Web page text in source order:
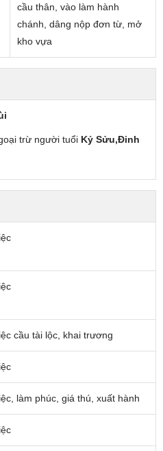
cầu thân, vào làm hành
chánh, dâng nộp đơn từ, mở
kho vựa
trừ người tuổi Kỷ Sửu,Đinh
cầu tài lộc, khai trương
làm phúc, giá thú, xuất hành